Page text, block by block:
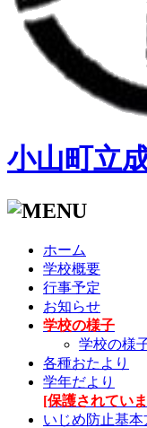
小山町立
ホーム
学校概要
行事予定
お知らせ
学校の様子
学校の様
各種おたより
学年だより
[保護されてい
いじめ防止基本